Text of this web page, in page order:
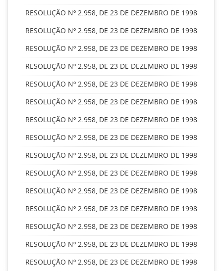
RESOLUÇÃO Nº 2.958, DE 23 DE DEZEMBRO DE 1998
RESOLUÇÃO Nº 2.958, DE 23 DE DEZEMBRO DE 1998
RESOLUÇÃO Nº 2.958, DE 23 DE DEZEMBRO DE 1998
RESOLUÇÃO Nº 2.958, DE 23 DE DEZEMBRO DE 1998
RESOLUÇÃO Nº 2.958, DE 23 DE DEZEMBRO DE 1998
RESOLUÇÃO Nº 2.958, DE 23 DE DEZEMBRO DE 1998
RESOLUÇÃO Nº 2.958, DE 23 DE DEZEMBRO DE 1998
RESOLUÇÃO Nº 2.958, DE 23 DE DEZEMBRO DE 1998
RESOLUÇÃO Nº 2.958, DE 23 DE DEZEMBRO DE 1998
RESOLUÇÃO Nº 2.958, DE 23 DE DEZEMBRO DE 1998
RESOLUÇÃO Nº 2.958, DE 23 DE DEZEMBRO DE 1998
RESOLUÇÃO Nº 2.958, DE 23 DE DEZEMBRO DE 1998
RESOLUÇÃO Nº 2.958, DE 23 DE DEZEMBRO DE 1998
RESOLUÇÃO Nº 2.958, DE 23 DE DEZEMBRO DE 1998
RESOLUÇÃO Nº 2.958, DE 23 DE DEZEMBRO DE 1998